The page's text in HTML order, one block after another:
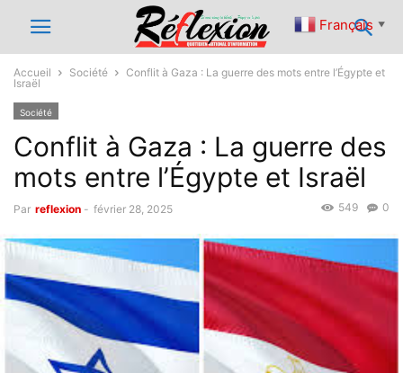
Accueil Société
Conflit à Gaza : La guerre des mots entre l’Égypte et
Israël
Société
Conflit à Gaza : La guerre des
mots entre l’Égypte et Israël
Par reflexion - février 28, 2025 0
549
Français ▼